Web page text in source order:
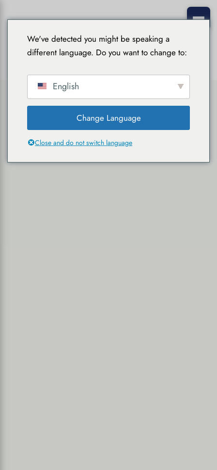
We've detected you might be speaking a
different language. Do you want to change to:
English
Change Language
Close and do not switch language